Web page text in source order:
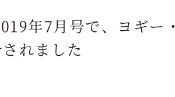
年7月号で、ヨギー・
れました